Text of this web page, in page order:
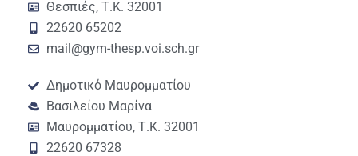
Θεσπιές, Τ.Κ. 32001
22620 65202
mail@gym-thesp.voi.sch.gr
Δημοτικό Μαυρομματίου
Βασιλείου Μαρίνα
Μαυρομματίου, Τ.Κ. 32001
22620 67328